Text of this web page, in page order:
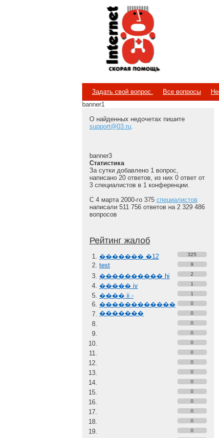
Internet
Скорая помощь
Задать свой вопрос. Все вопросы
banner1
О найденных недочетах пишите
support@03.ru.
banner3
Статистика
За сутки добавлено 1 вопрос,
написано 20 ответов, из них 0 ответ от
3 специалистов в 1 конференции.
С 4 марта 2000-го 375 специалистов
написали 511 756 ответов на 2 329 486
вопросов
Рейтинг жалоб
������� �12 325
test 9
���������� hi 2
����� iv 1
���� ii -
������������
�������
1
0
0
0
0
0
0
0
0
0
0
0
0
0
0